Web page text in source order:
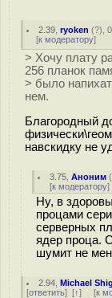
2.39 ,ryoken (?),
[к модератору]
> Хочу плату
256 планок
> было
нем.
Благородный
навскидку не
3.75 ,Аноним (
[к модератору]
Ну, в
процами
серверных
ядер проца.
шумит не
2.94 ,Michael
[ответить] [↑] [к